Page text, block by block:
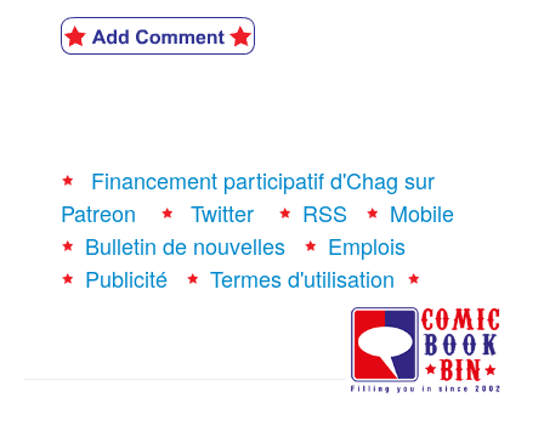
Financement participatif d'Chag sur
Patreon
Twitter RSS
Mobile
Bulletin de nouvelles
Emplois
Publicité
Termes d'utilisation